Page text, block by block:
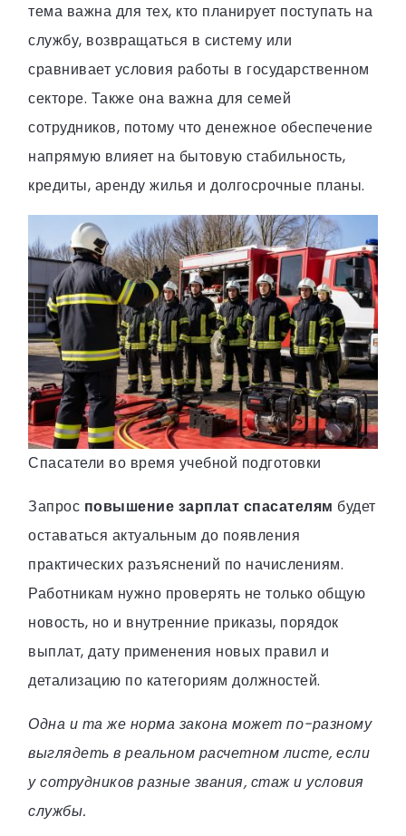
тема важна для тех, кто планирует поступать на
службу, возвращаться в систему или
сравнивает условия работы в государственном
секторе. Также она важна для семей
сотрудников, потому что денежное обеспечение
напрямую влияет на бытовую стабильность,
кредиты, аренду жилья и долгосрочные планы.
Спасатели во время учебной подготовки
Запрос повышение зарплат спасателям будет
оставаться актуальным до появления
практических разъяснений по начислениям.
Работникам нужно проверять не только общую
новость, но и внутренние приказы, порядок
выплат, дату применения новых правил и
детализацию по категориям должностей.
Одна и та же норма закона может по-разному
выглядеть в реальном расчетном листе, если
у сотрудников разные звания, стаж и условия
службы.